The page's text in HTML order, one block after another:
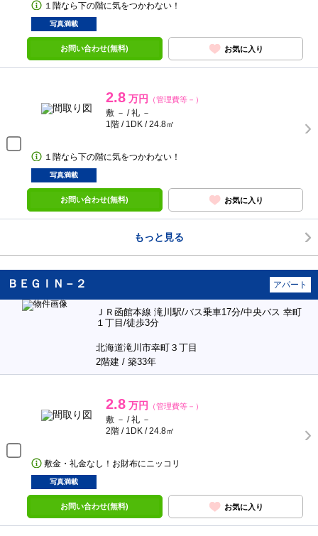
１階なら下の階に気をつかわない！
写真満載
お問い合わせ(無料) お気に入り
2.8 万円 （管理費等－）
敷 － / 礼 －
1階 / 1DK / 24.8㎡
１階なら下の階に気をつかわない！
写真満載
お問い合わせ(無料) お気に入り
もっと見る
ＢＥＧＩＮ－２ アパート
ＪＲ函館本線 滝川駅/バス乗車17分/中央バス 幸町
１丁目/徒歩3分
北海道滝川市幸町３丁目
2階建 / 築33年
2.8 万円 （管理費等－）
敷 － / 礼 －
2階 / 1DK / 24.8㎡
敷金・礼金なし！お財布にニッコリ
写真満載
お問い合わせ(無料) お気に入り